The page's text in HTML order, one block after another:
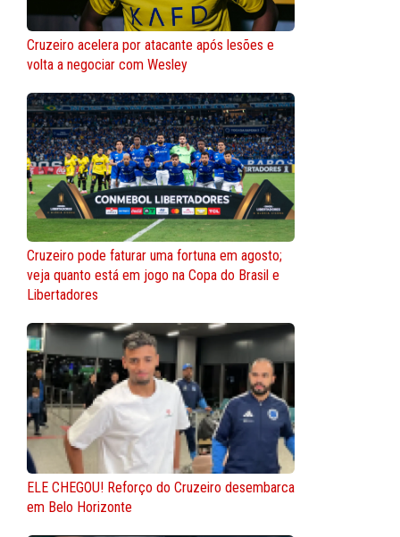
Cruzeiro acelera por atacante após lesões e
volta a negociar com Wesley
Cruzeiro pode faturar uma fortuna em agosto;
veja quanto está em jogo na Copa do Brasil e
Libertadores
ELE CHEGOU! Reforço do Cruzeiro desembarca
em Belo Horizonte